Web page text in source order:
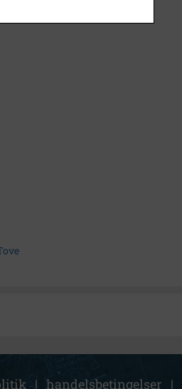
| handelsbetingelser |